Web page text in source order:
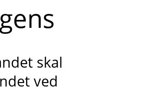
skal
ved